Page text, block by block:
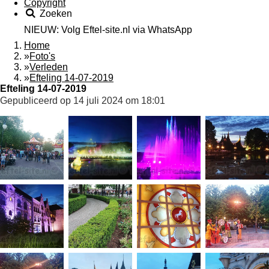
Copyright
Zoeken
NIEUW: Volg Eftel-site.nl via WhatsApp
Home
»Foto's
»Verleden
»Efteling 14-07-2019
Efteling 14-07-2019
Gepubliceerd op 14 juli 2024 om 18:01